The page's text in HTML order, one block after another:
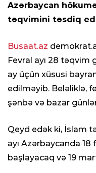
Azərbaycan
təqvimini təsdiq
Busaat.az
Fevral ayı 28 təqvim
ay üçün xüsusi
edilməyib. Beləliklə,
şənbə və bazar
Qeyd edək ki, İslam
ayı Azərbaycanda 18
başlayacaq və 19